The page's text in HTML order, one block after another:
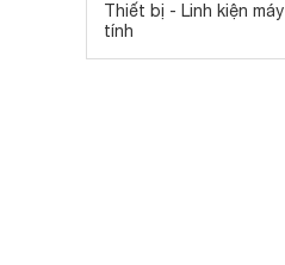
Thiết bị - Linh kiện máy
tính